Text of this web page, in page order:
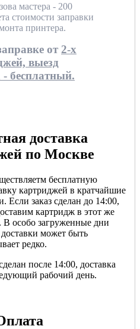
мастера - 200
стоимости заправки
принтера.
от 2-х
выезд
- бесплатный.
доставка
по Москве
бесплатную
картриджей в кратчайшие
Если заказ сделан до 14:00,
картридж в этот же
В особо загруженные дни
может быть
редко.
после 14:00, доставка
рабочий день.